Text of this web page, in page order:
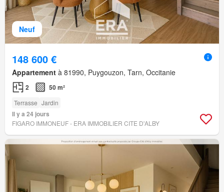
Neuf
148 600 €
Appartement à 81990, Puygouzon, Tarn, Occitanie
2 50 m²
Terrasse Jardin
Il y a 24 jours
FIGARO IMMONEUF - ERA IMMOBILIER CITE D'ALBY